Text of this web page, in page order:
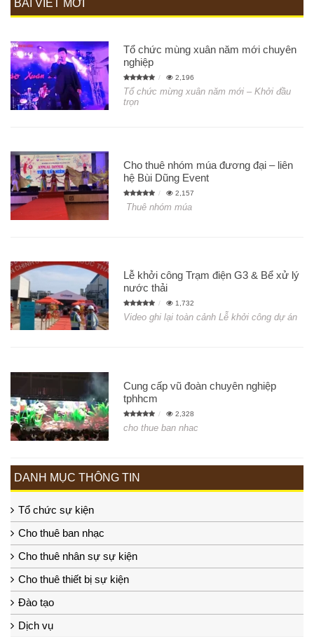
BÀI VIẾT MỚI
Tổ chức mùng xuân năm mới chuyên
nghiệp
2,196
Tổ chức mừng xuân năm mới – Khởi đầu
trọn
Cho thuê nhóm múa đương đại – liên
hệ Bùi Dũng Event
2,157
Thuê nhóm múa
Lễ khởi công Trạm điện G3 & Bể xử lý
nước thải
1,732
Video ghi lại toàn cảnh Lễ khởi công dự án
Cung cấp vũ đoàn chuyên nghiệp
tphhcm
2,328
cho thue ban nhac
DANH MỤC THÔNG TIN
Tổ chức sự kiện
Cho thuê ban nhạc
Cho thuê nhân sự sự kiện
Cho thuê thiết bị sự kiện
Đào tạo
Dịch vụ